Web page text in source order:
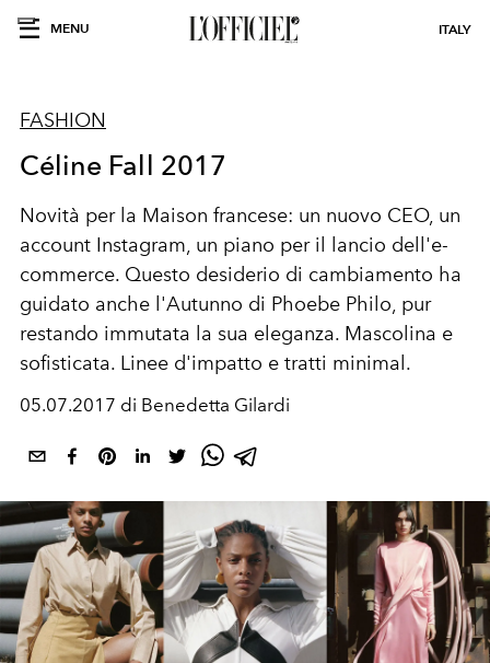
MENU ITALY
FASHION
Céline Fall 2017
Novità per la Maison francese: un nuovo CEO, un
account Instagram, un piano per il lancio dell'e-
commerce. Questo desiderio di cambiamento ha
guidato anche l'Autunno di Phoebe Philo, pur
restando immutata la sua eleganza. Mascolina e
sofisticata. Linee d'impatto e tratti minimal.
05.07.2017 di Benedetta Gilardi